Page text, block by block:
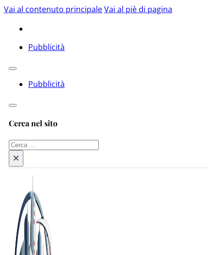
Vai al contenuto principaleVai al piè di pagina
Pubblicità
Pubblicità
Cerca nel sito
Cerca
×